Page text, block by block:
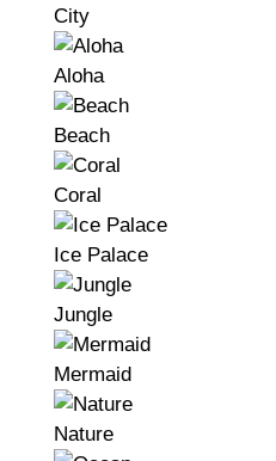
City
Aloha
Beach
Coral
Ice Palace
Jungle
Mermaid
Nature